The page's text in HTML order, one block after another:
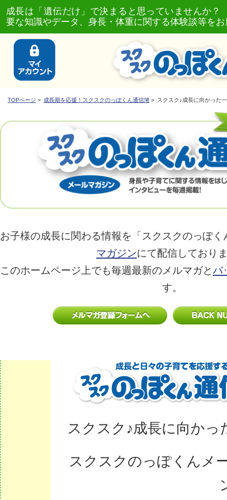
成長は「遺伝だけ」で決まると思っていませんか
要な知識やデータ、身長・体重に関する体験談等を
TOPページ > 成長期を応援！スクスクのっぽくん通信簿 > スクスク♪成長に向かった
お子様の成長に関わる情報を「スクスクのっぽ
マガジンにて配信しており
このホームページ上でも毎週最新のメルマガとバ
す。
スクスク♪成長に向かっ
スクスクのっぽくんメ